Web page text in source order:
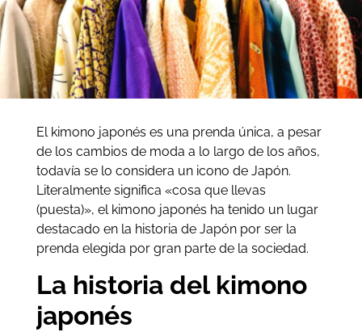
El kimono japonés es una prenda única, a pesar
de los cambios de moda a lo largo de los años,
todavía se lo considera un icono de Japón.
Literalmente significa «cosa que llevas
(puesta)», el kimono japonés ha tenido un lugar
destacado en la historia de Japón por ser la
prenda elegida por gran parte de la sociedad.
La historia del kimono
japonés